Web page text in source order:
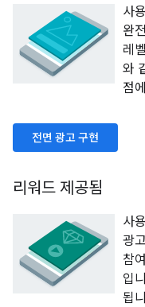
사
완
레
와
점
전면 광고 구현
리워드 제공됨
사
광
참
입
됩